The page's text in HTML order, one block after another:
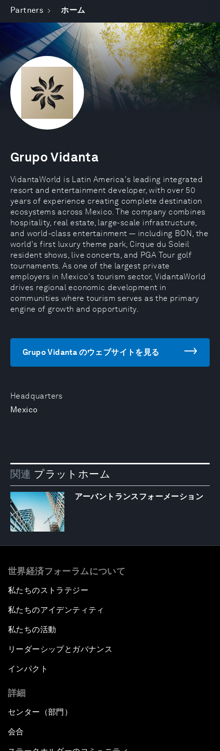
Partners ホーム
Headquarters
Mexico
Grupo Vidanta
VidantaWorld is Latin America's leading integrated
resort and entertainment developer, with over 50
years of experience creating complete destination
ecosystems across Mexico. The company combines
hospitality, real estate, large-scale infrastructure,
and world-class entertainment — including BON, the
world's first luxury theme park, Cirque du Soleil
resident shows, live concerts, and PGA Tour golf
tournaments. As one of the largest private
employers in Mexico's tourism sector, VidantaWorld
drives regional economic development in
communities where tourism serves as the primary
engine of growth and opportunity.
Grupo Vidanta のウェブサイトを見る
関連 プラットホーム
アーバントランスフォーメーション
世界経済フォーラムについて
私たちのストラテジー
私たちのアイデンティティ
私たちの活動
リーダーシップとガバナンス
インパクト
詳細
センター（部門）
会合